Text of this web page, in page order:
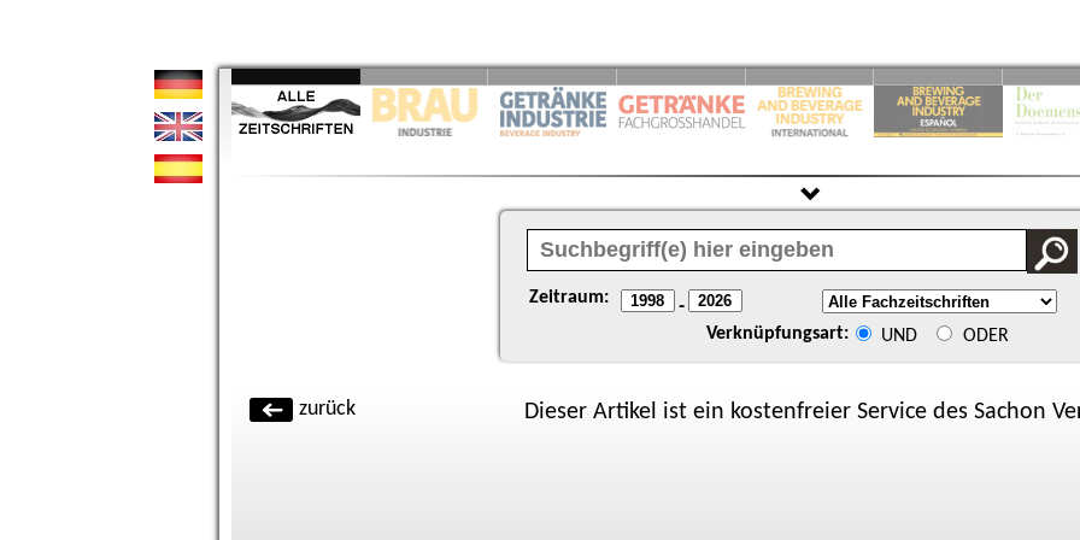
Zeitraum: -
Verknüpfungsart: UND ODER
zurück Dieser Artikel ist ein kostenfreier Service des Sachon